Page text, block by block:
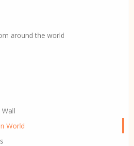
around the world
World